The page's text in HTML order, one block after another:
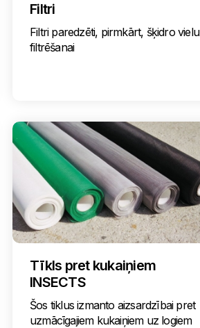
Filtri
Filtri paredzēti, pirmkārt, šķidro vielu
filtrēšanai
Tīkls pret kukaiņiem
INSECTS
Šos tiklus izmanto aizsardzībai pret
uzmācīgajiem kukaiņiem uz logiem